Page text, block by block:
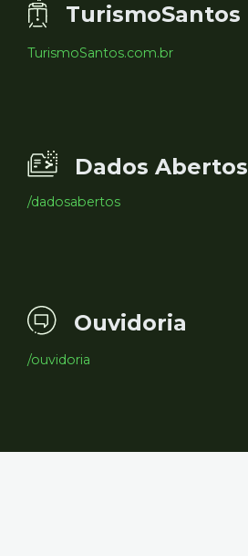
TurismoSantos
TurismoSantos.com.br
Dados Abertos
/dadosabertos
Ouvidoria
/ouvidoria